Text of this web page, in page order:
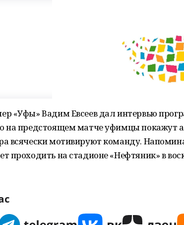
«Уфы» Вадим Евсеев дал интервью
на предстоящем матче уфимцы покажут
всячески мотивируют команду.
проходить на стадионе «Нефтяник» в